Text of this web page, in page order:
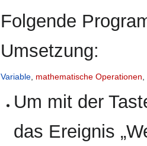
Folgende
Umsetzung:
Variable, mathematische Operationen,
Um mit der
das Ereignis